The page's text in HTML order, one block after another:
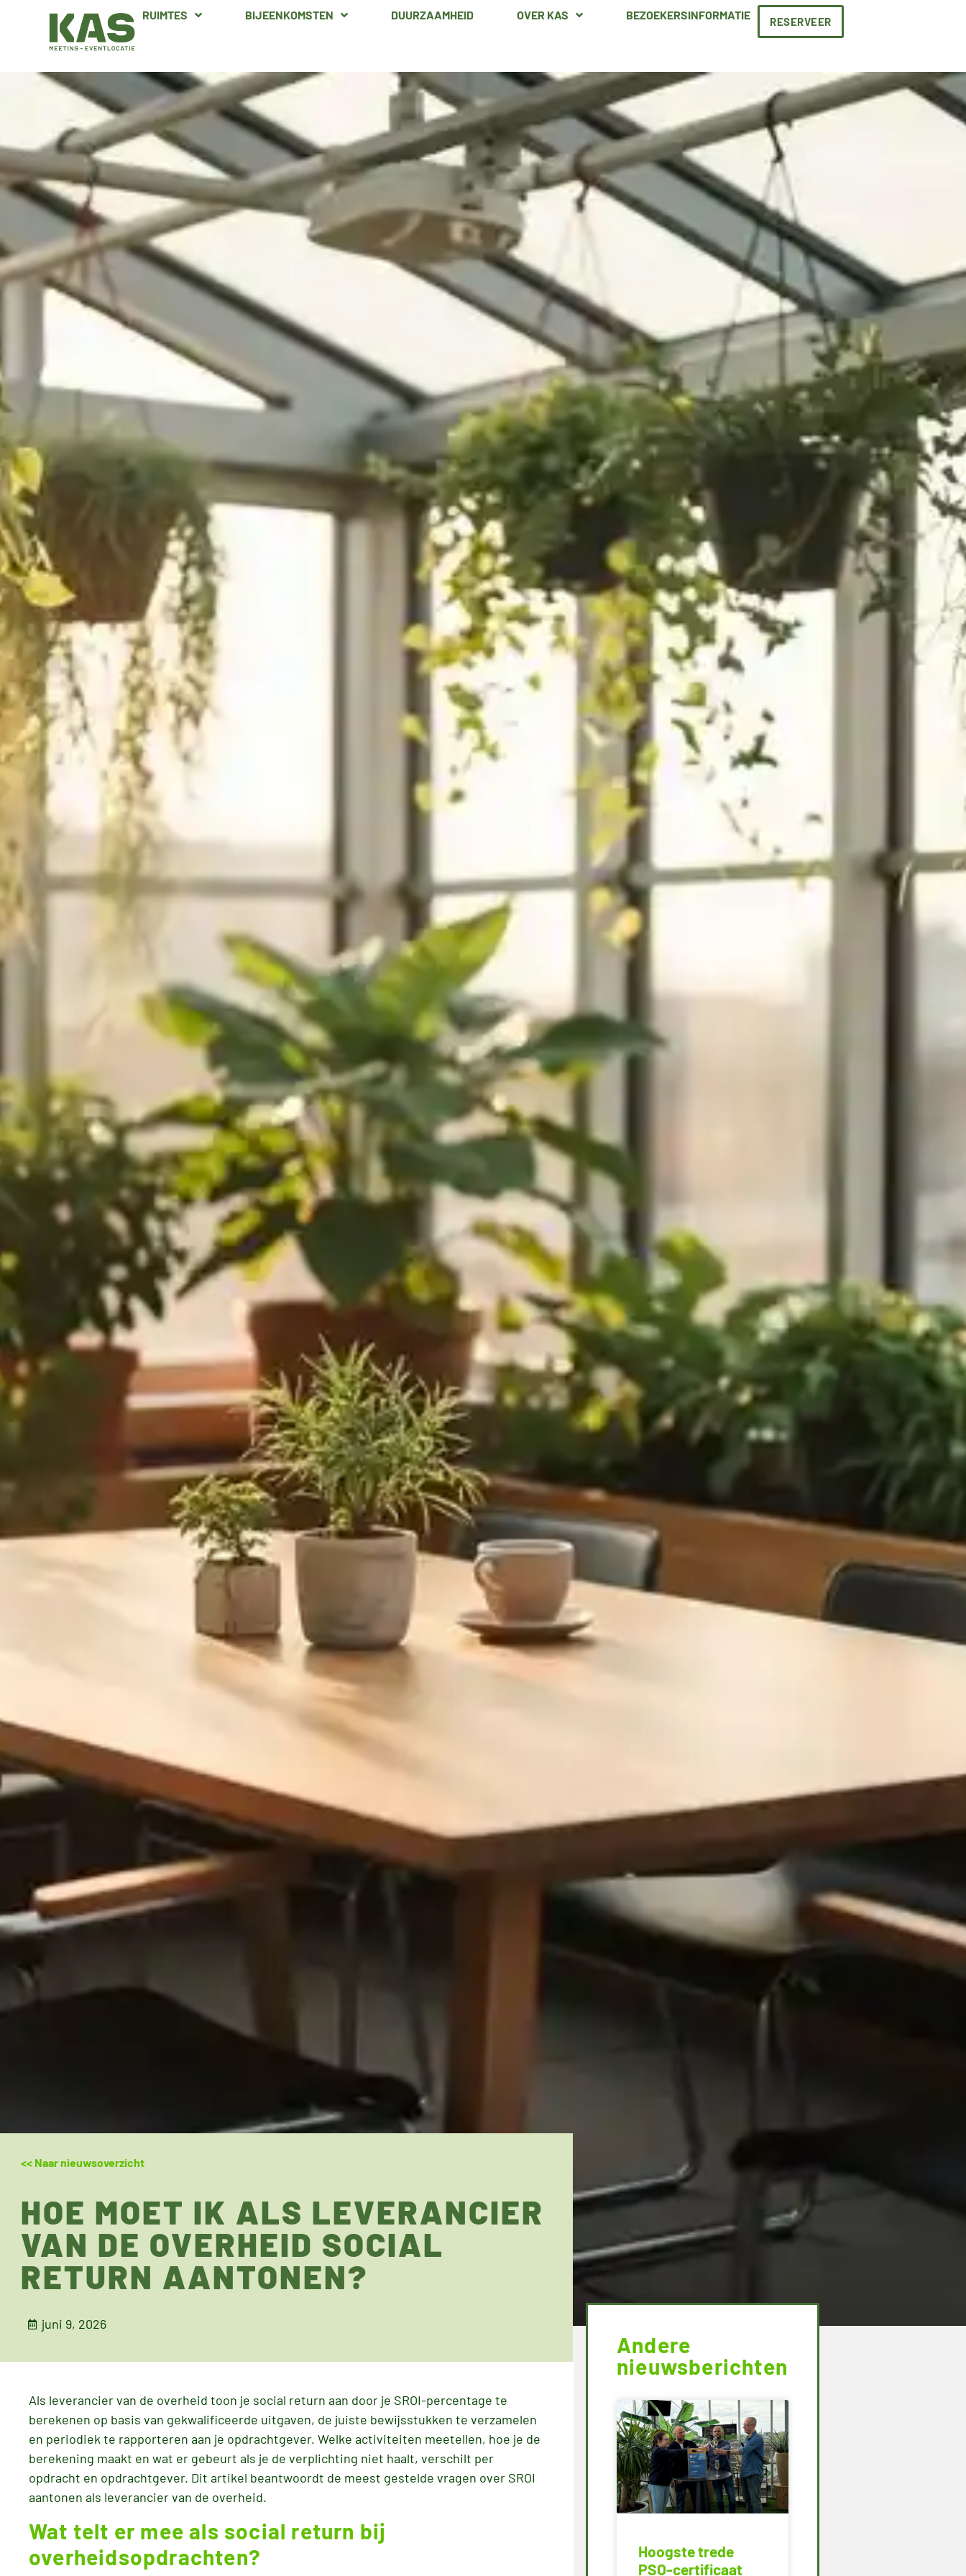
RUIMTES BIJEENKOMSTEN DUURZAAMHEID OVER KAS BEZOEKERSINFORMATIE RESERVEER
<< Naar nieuwsoverzicht
HOE MOET IK ALS LEVERANCIER
VAN DE OVERHEID SOCIAL
RETURN AANTONEN?
juni 9, 2026
Als leverancier van de overheid toon je social return aan door je SROI-percentage te
berekenen op basis van gekwalificeerde uitgaven, de juiste bewijsstukken te verzamelen
en periodiek te rapporteren aan je opdrachtgever. Welke activiteiten meetellen, hoe je de
berekening maakt en wat er gebeurt als je de verplichting niet haalt, verschilt per
opdracht en opdrachtgever. Dit artikel beantwoordt de meest gestelde vragen over SROI
aantonen als leverancier van de overheid.
Wat telt er mee als social return bij
overheidsopdrachten?
Andere
nieuwsberichten
Hoogste trede
PSO-certificaat